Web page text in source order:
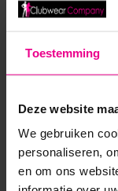
Toestemming
Deze website
We gebruiken
personaliseren,
en om ons
WETLOOK